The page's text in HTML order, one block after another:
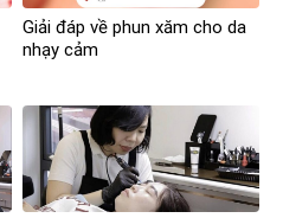
Giải đáp về phun xăm cho da
nhạy cảm